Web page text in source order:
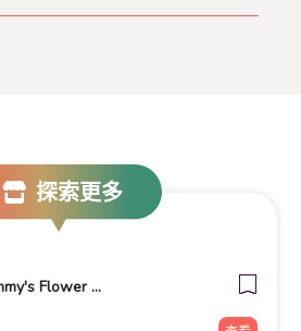
探索更多
Sweet Tammy's Flower Studio甜蜜小花店